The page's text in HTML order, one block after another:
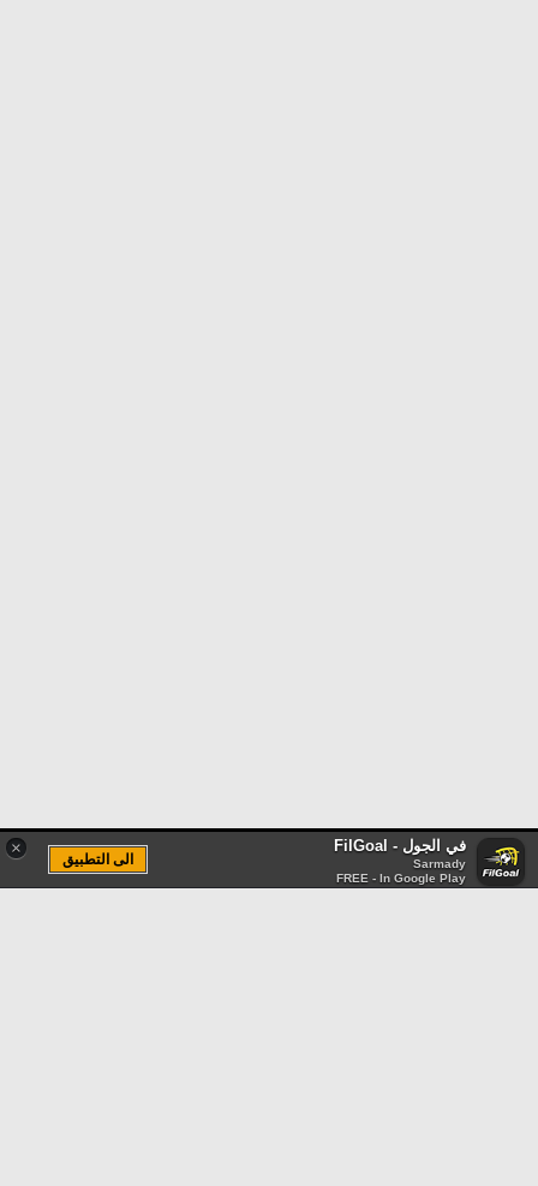
× في الجول - FilGoal
Sarmady
FREE - In Google Play
الى التطبيق